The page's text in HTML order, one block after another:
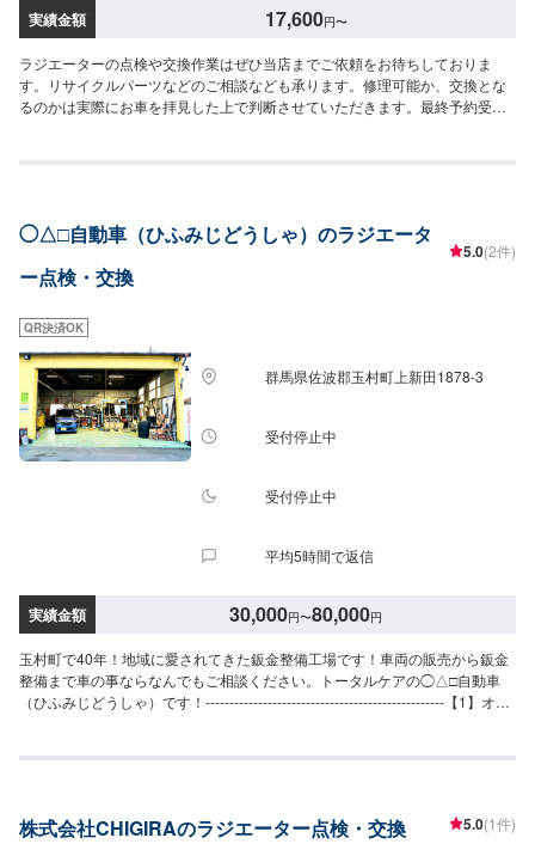
実績金額 17,600円〜
ラジエーターの点検や交換作業はぜひ当店までご依頼をお待ちしておりま
す。リサイクルパーツなどのご相談なども承ります。修理可能か、交換とな
るのかは実際にお車を拝見した上で判断させていただきます。最終予約受付
◯△□自動車（ひふみじどうしゃ）のラジエータ
ー点検・交換
5.0(2件)
QR決済OK
群馬県佐波郡玉村町上新田1878-3
受付停止中
受付停止中
平均5時間で返信
実績金額 30,000円〜80,000円
玉村町で40年！地域に愛されてきた鈑金整備工場です！車両の販売から鈑金
整備まで車の事ならなんでもご相談ください。トータルケアの◯△□自動車
（ひふみじどうしゃ）です！--------------------------------------------------【1】オフ
たします。車種や状態により納期が前後する場合がございます。予め、ご了
株式会社CHIGIRAのラジエーター点検・交換 5.0(1件)